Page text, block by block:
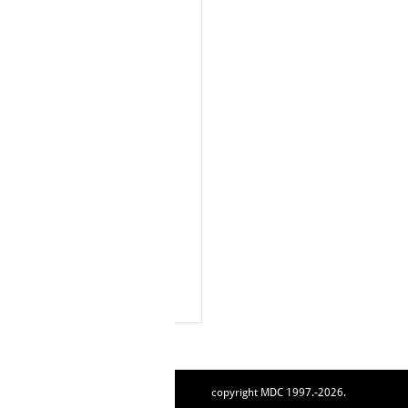
copyright MDC 1997.-2026.